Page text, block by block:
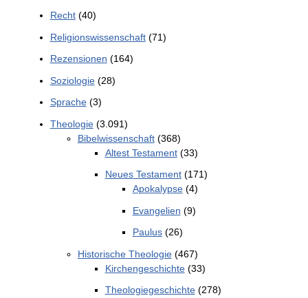
Recht(40)
Religionswissenschaft(71)
Rezensionen (164)
Soziologie(28)
Sprache(3)
Theologie(3.091)
Bibelwissenschaft(368)
Altest Testament(33)
Neues Testament(171)
Apokalypse(4)
Evangelien (9)
Paulus(26)
Historische Theologie(467)
Kirchengeschichte(33)
Theologiegeschichte(278)